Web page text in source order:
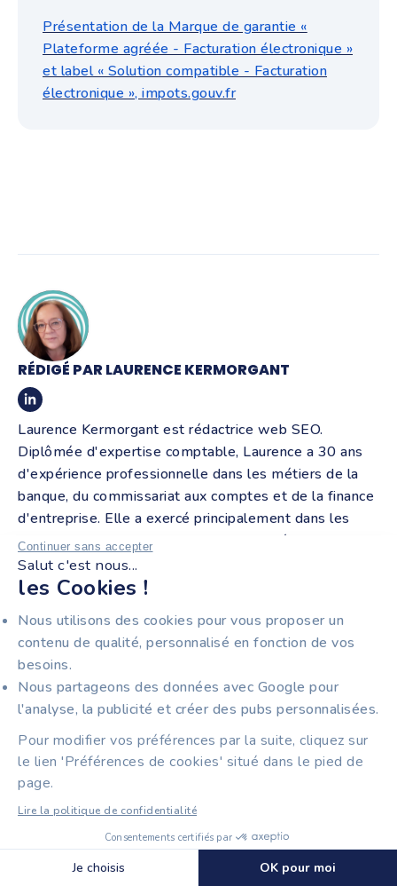
Continuer sans accepter
Salut c'est nous...
les Cookies !
Nous utilisons des cookies pour vous proposer un
contenu de qualité, personnalisé en fonction de vos
besoins.
Nous partageons des données avec Google pour
l'analyse, la publicité et créer des pubs personnalisées.
Pour modifier vos préférences par la suite, cliquez sur
le lien 'Préférences de cookies' situé dans le pied de
page.
Lire la politique de confidentialité
Consentements certifiés par
Je choisis OK pour moi
🍪 Cookies
Présentation de la Marque de garantie «
Plateforme agréée - Facturation électronique »
et label « Solution compatible - Facturation
électronique », impots.gouv.fr
RÉDIGÉ PAR LAURENCE KERMORGANT
Laurence Kermorgant est rédactrice web SEO.
Diplômée d'expertise comptable, Laurence a 30 ans
d'expérience professionnelle dans les métiers de la
banque, du commissariat aux comptes et de la finance
d'entreprise. Elle a exercé principalement dans les
secteurs de l'agroalimentaire et de la métallurgie, tant
dans des PME françaises que des groupes anglo-
saxons et américains.
POSEZ DIRECTEMENT
VOS QUESTIONS